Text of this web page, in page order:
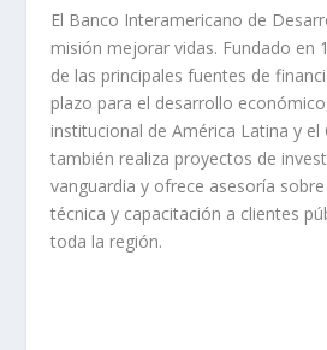
El Banco Interamericano de
misión mejorar vidas. Fundado en
de las principales fuentes de
plazo para el desarrollo
institucional de América Latina y el
también realiza proyectos de
vanguardia y ofrece asesoría
técnica y capacitación a clientes
toda la región.